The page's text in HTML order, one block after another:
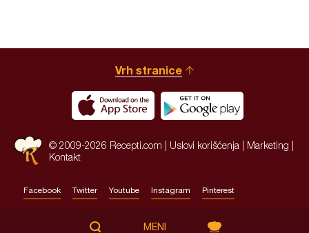
Vrh stranice
© 2009-2026 Recepti.com | Uslovi korišćenja Marketing
Kontakt
Facebook Twitter Youtube Instagram Pinterest